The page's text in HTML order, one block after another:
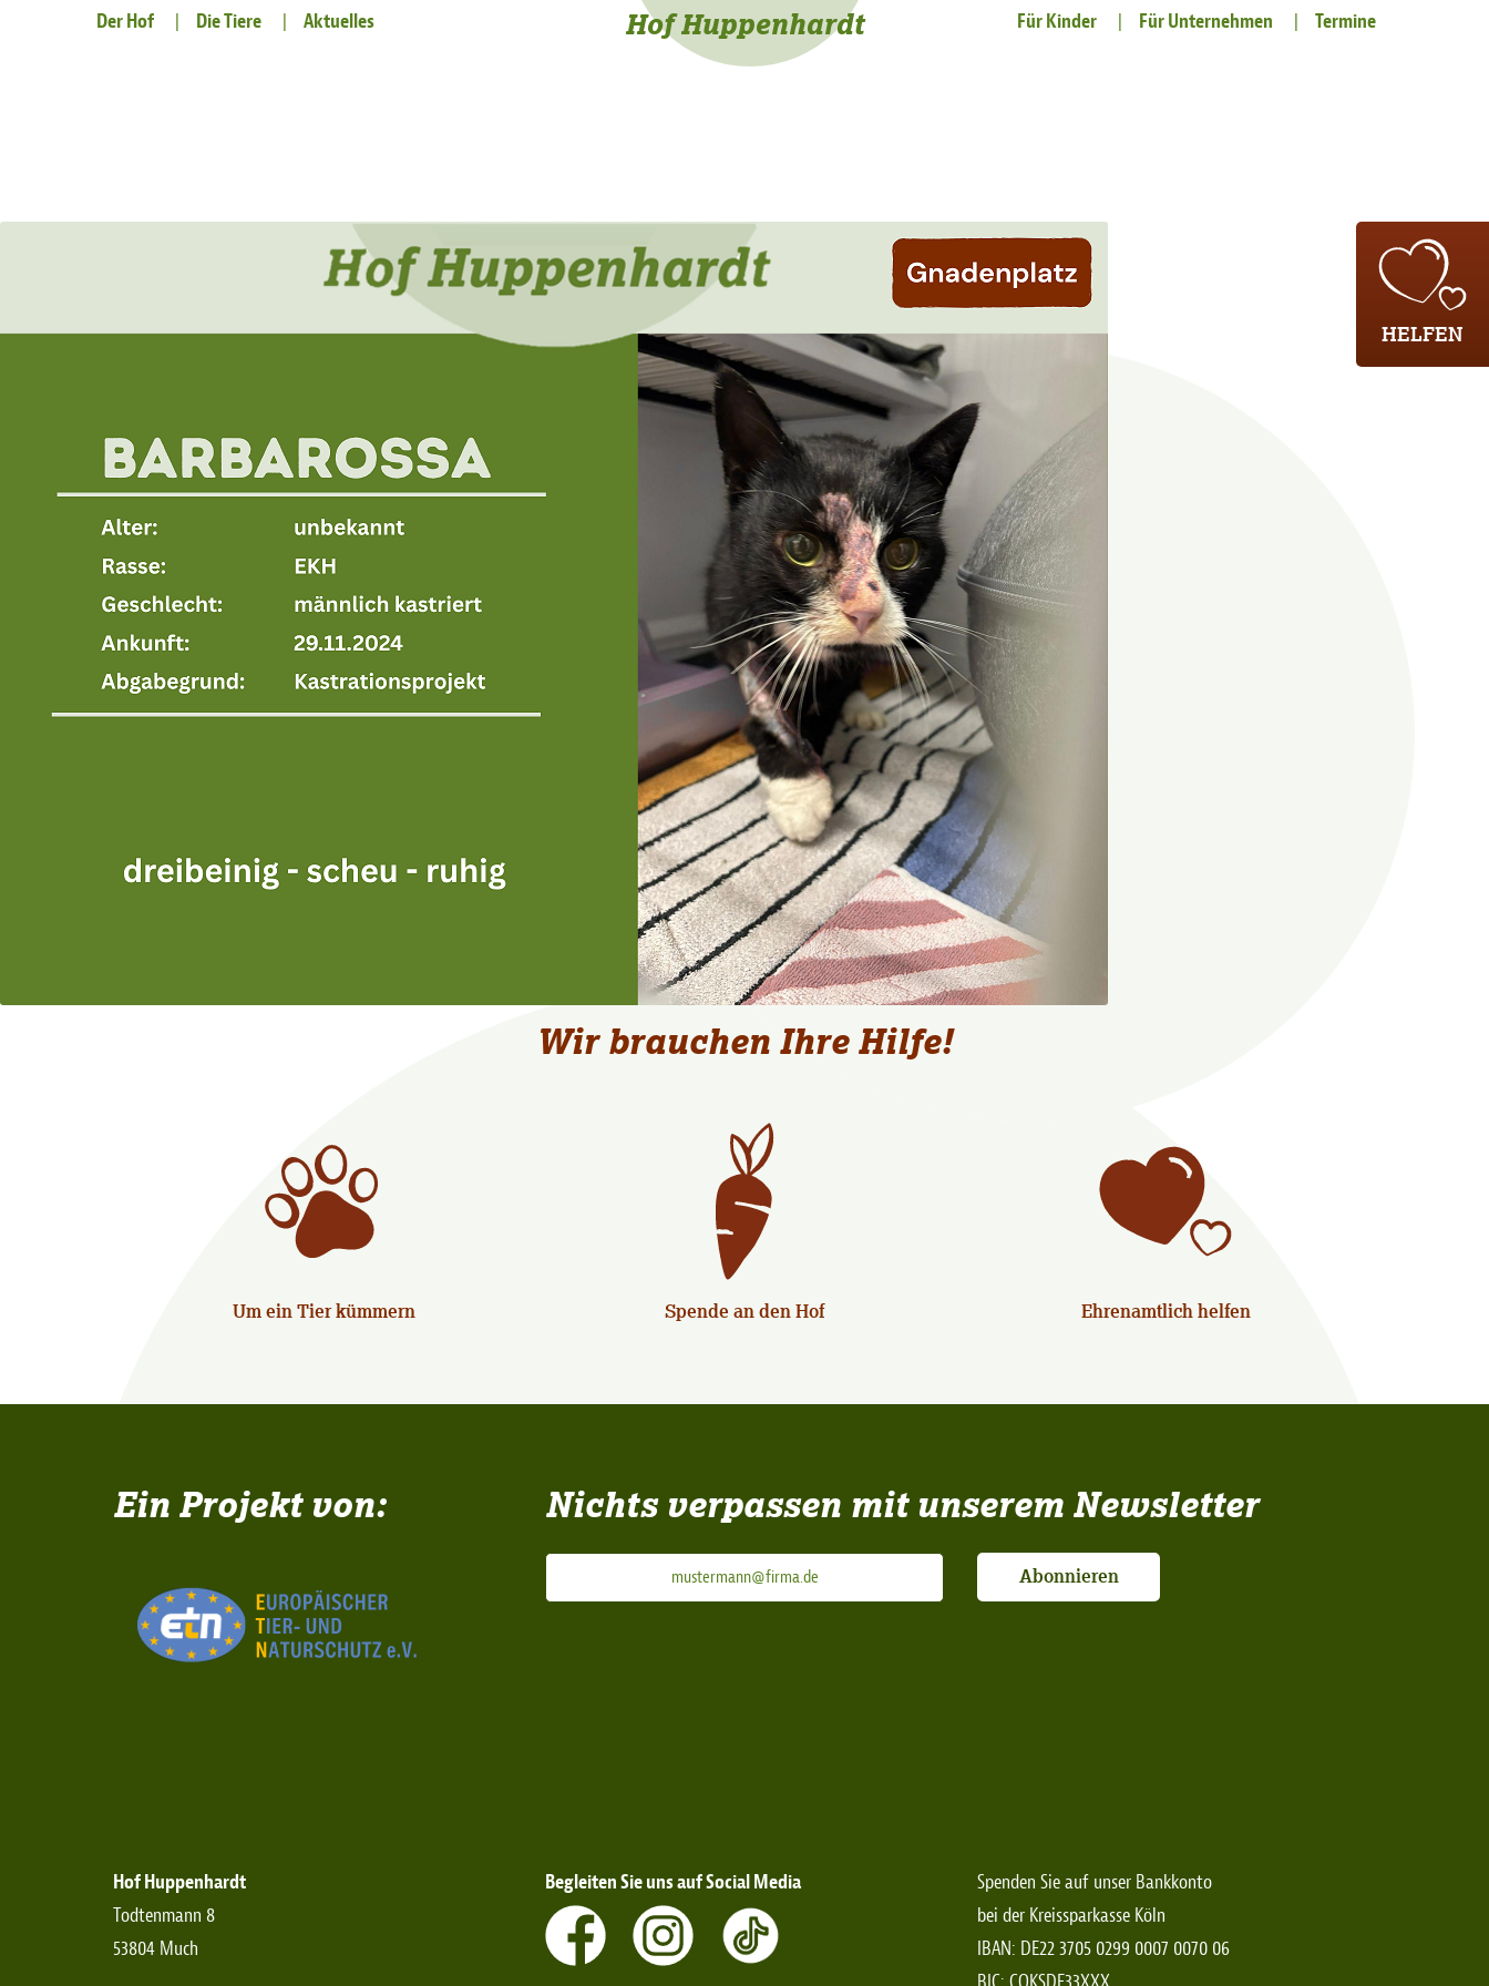
Der Hof Die Tiere Aktuelles Hof Huppenhardt Für Kinder Für Unternehmen Termine
HELFEN
Wir brauchen Ihre Hilfe!
Um ein Tier kümmern Spende an den Hof Ehrenamtlich helfen
Ein Projekt von: Nichts verpassen mit unserem Newsletter
Abonnieren
Hof Huppenhardt
Todtenmann 8
53804 Much
Begleiten Sie uns auf Social Media
Spenden Sie auf unser Bankkonto
bei der Kreissparkasse Köln
IBAN: DE22 3705 0299 0007 0070 06